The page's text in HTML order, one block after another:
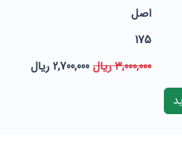
اصل
175
3,000,000 ریال 2,700,000 ریال